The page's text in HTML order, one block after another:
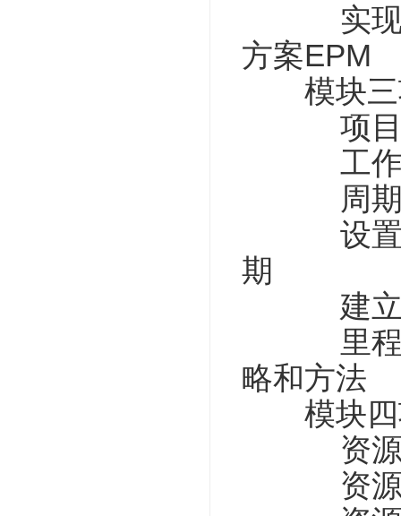
实现基
方案EPM
模块三
项目日
工作结
周期性
设置任
期
建立任
里程碑
略和方法
模块四
资源库
资源的